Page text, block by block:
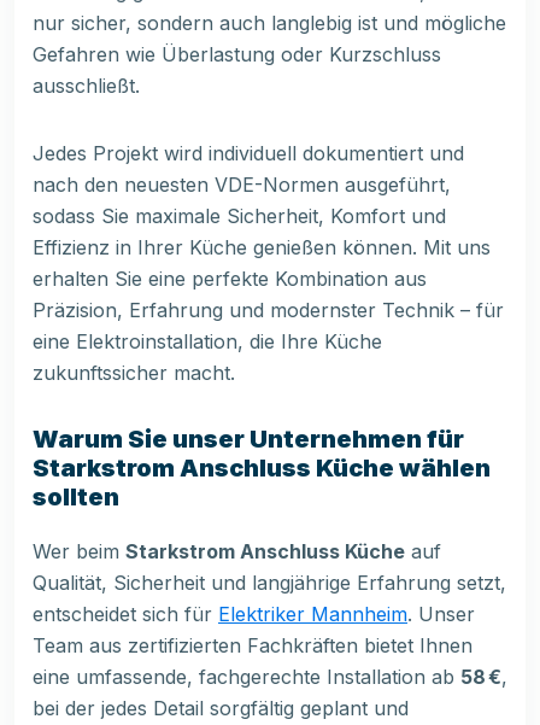
nur sicher, sondern auch langlebig ist und mögliche
Gefahren wie Überlastung oder Kurzschluss
ausschließt.
Jedes Projekt wird individuell dokumentiert und
nach den neuesten VDE-Normen ausgeführt,
sodass Sie maximale Sicherheit, Komfort und
Effizienz in Ihrer Küche genießen können. Mit uns
erhalten Sie eine perfekte Kombination aus
Präzision, Erfahrung und modernster Technik – für
eine Elektroinstallation, die Ihre Küche
zukunftssicher macht.
Warum Sie unser Unternehmen für
Starkstrom Anschluss Küche wählen
sollten
Wer beim Starkstrom Anschluss Küche auf
Qualität, Sicherheit und langjährige Erfahrung setzt,
entscheidet sich für Elektriker Mannheim. Unser
Team aus zertifizierten Fachkräften bietet Ihnen
eine umfassende, fachgerechte Installation ab 58 €,
bei der jedes Detail sorgfältig geplant und